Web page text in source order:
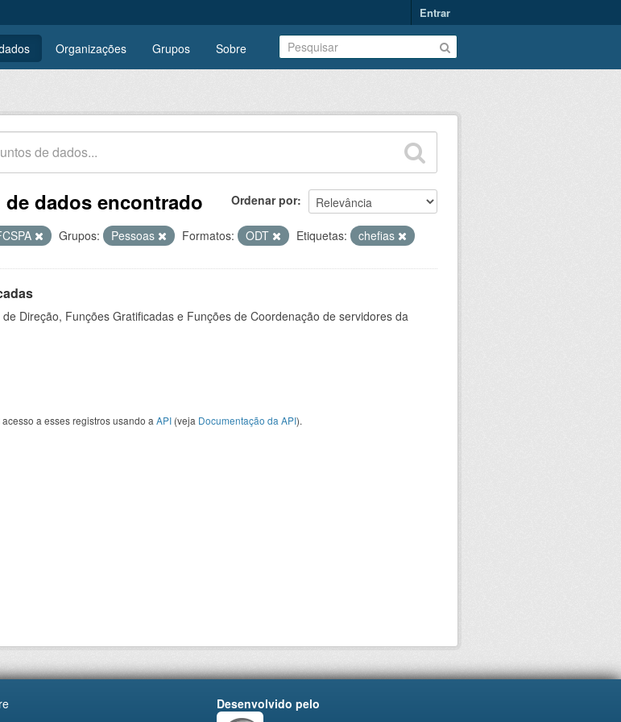
Entrar
Organizações Grupos Sobre
Ordenar por
dados encontrado
Grupos: Pessoas Formatos: ODT Etiquetas: chefias
Direção, Funções Gratificadas e Funções de Coordenação de servidores da
a esses registros usando a API (veja Documentação da API).
Desenvolvido pelo